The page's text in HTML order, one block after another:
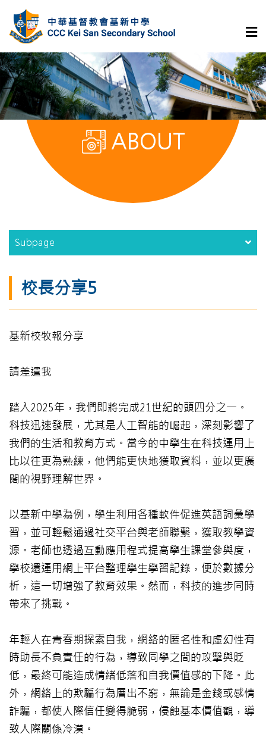
ABOUT
Subpage
校長分享5
基新校牧報分享
請差遣我
踏入2025年，我們即將完成21世紀的頭四分之一。
科技迅速發展，尤其是人工智能的崛起，深刻影響了
我們的生活和教育方式。當今的中學生在科技運用上
比以往更為熟練，他們能更快地獲取資料，並以更廣
闊的視野理解世界。
以基新中學為例，學生利用各種軟件促進英語詞彙學
習，並可輕鬆通過社交平台與老師聯繫，獲取教學資
源。老師也透過互動應用程式提高學生課堂參與度，
學校還運用網上平台整理學生學習記錄，便於數據分
析，這一切增強了教育效果。然而，科技的進步同時
帶來了挑戰。
年輕人在青春期探索自我，網絡的匿名性和虛幻性有
時助長不負責任的行為，導致同學之間的攻擊與貶
低，最終可能造成情緒低落和自我價值感的下降。此
外，網絡上的欺騙行為層出不窮，無論是金錢或感情
詐騙，都使人際信任變得脆弱，侵蝕基本價值觀，導
致人際關係冷漠。